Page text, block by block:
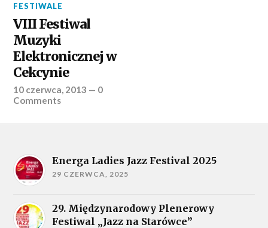
FESTIWALE
VIII Festiwal
Muzyki
Elektronicznej w
Cekcynie
10 czerwca, 2013 — 0
Comments
Energa Ladies Jazz Festival 2025
29 CZERWCA, 2025
29. Międzynarodowy Plenerowy
Festiwal „Jazz na Starówce”